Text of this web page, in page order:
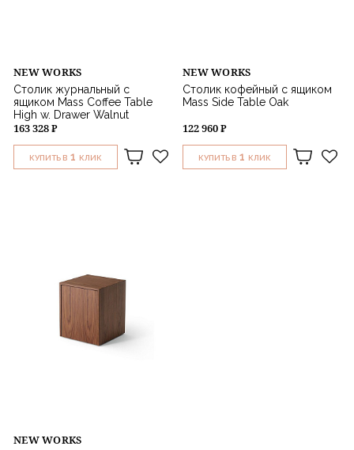
NEW WORKS
Столик журнальный с
ящиком Mass Coffee Table
High w. Drawer Walnut
163 328 ₽
КУПИТЬ В 1 КЛИК
NEW WORKS
Столик кофейный с ящиком
Mass Side Table Oak
122 960 ₽
КУПИТЬ В 1 КЛИК
NEW WORKS